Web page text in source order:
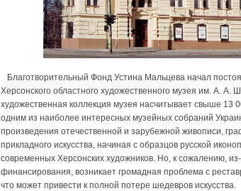
Благотворительный Фонд Устина Мальцева начал
Херсонского областного художественного музея им. А.
художественная коллекция музея насчитывает свыше 13
одним из наиболее интересных музейных собраний
произведения отечественной и зарубежной живописи,
прикладного искусства, начиная с образцов русской
современных Херсонских художников. Но, к сожалению,
финансирования, возникает громадная проблема с
что может привести к полной потере шедевров искусства.